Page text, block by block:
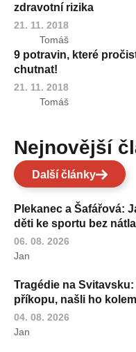
zdravotní rizika
21. 11. 2018
Tomáš
9 potravin, které
chutnat!
21. 11. 2018
Tomáš
Nejnovější
Další články
Plekanec a Šafářová:
děti ke sportu bez
06. 08. 2026
Jan
Tragédie na
příkopu, našli ho
04. 08. 2026
Jan